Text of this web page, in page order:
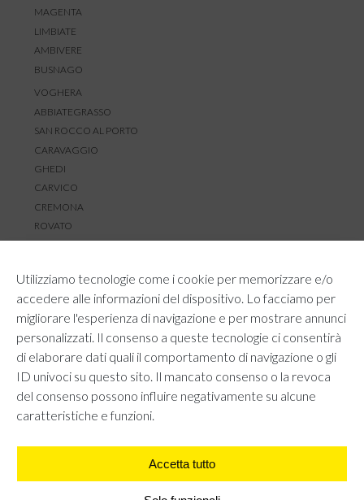
Utilizziamo tecnologie come i cookie per memorizzare e/o
accedere alle informazioni del dispositivo. Lo facciamo per
migliorare l'esperienza di navigazione e per mostrare annunci
personalizzati. Il consenso a queste tecnologie ci consentirà
di elaborare dati quali il comportamento di navigazione o gli
ID univoci su questo sito. Il mancato consenso o la revoca
del consenso possono influire negativamente su alcune
caratteristiche e funzioni.
Accetta tutto
MAGENTA
LIMBIATE
AMBIVERE
BUSNAGO
VOGHERA
ABBIATEGRASSO
SAN ROCCO AL PORTO
CARAVAGGIO
GHEDI
CARVICO
CREMONA
ROVATO
TEMPI E COSTI DI SPEDIZIONE
RESI E RIMBORSI
REGOLAMENTO LOYALTY
CONTATTACI
PRIVACY POLICY COOKIE POLICY